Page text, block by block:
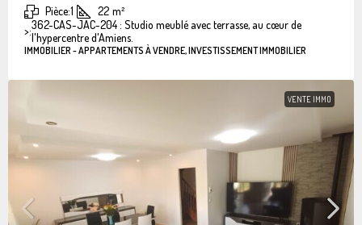
Pièce:1 22 m²
>:362-CAS-JAC-204 : Studio meublé avec terrasse, au cœur de
l'hypercentre d'Amiens.
IMMOBILIER - APPARTEMENTS À VENDRE, INVESTISSEMENT IMMOBILIER
VENTE IMMO